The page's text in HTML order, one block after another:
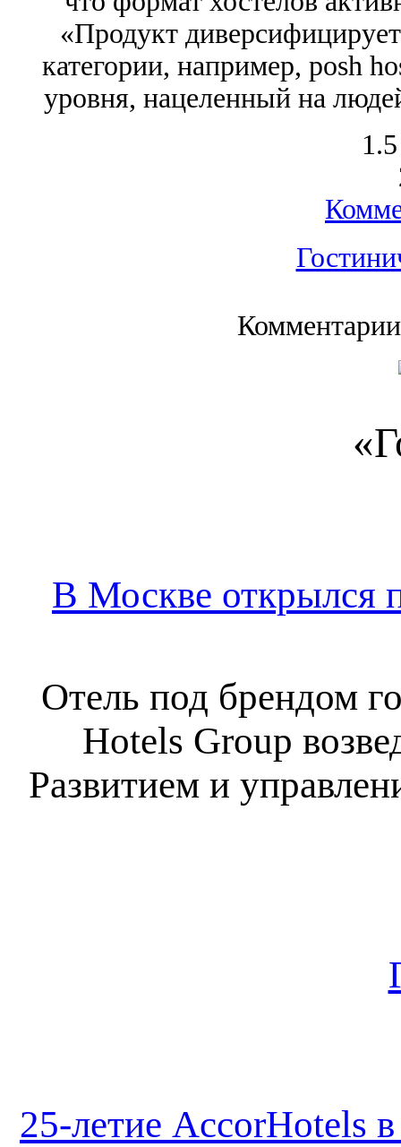
«Продукт
категории, например, posh
уровня, нацеленный на
В Москве открылся
Отель под брендом
Hotels Group
Развитием и
25-летие AccorHotels